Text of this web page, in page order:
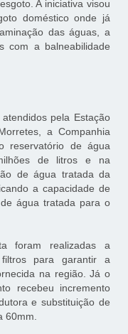
A iniciativa visou
doméstico onde já
das águas, a
com a balneabilidade
pela Estação
a Companhia
reservatório de água
de litros e na
de água tratada da
a capacidade de
água tratada para o
foram realizadas a
para garantir a
na região. Já o
recebeu incremento
e substituição de
60mm.